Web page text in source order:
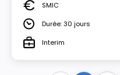
Salaire
SMIC
DuréeDurée: 30 jours
TypeInterim